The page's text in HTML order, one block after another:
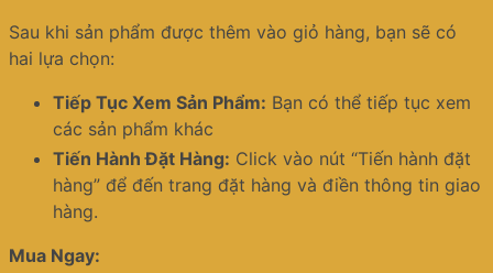
Sau khi sản phẩm được thêm vào giỏ hàng, bạn sẽ có
hai lựa chọn:
Tiếp Tục Xem Sản Phẩm: Bạn có thể tiếp tục xem
các sản phẩm khác
Tiến Hành Đặt Hàng: Click vào nút “Tiến hành đặt
hàng” để đến trang đặt hàng và điền thông tin giao
hàng.
Mua Ngay: